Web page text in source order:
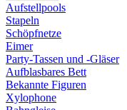
Aufstellpools
Stapeln
Schöpfnetze
Eimer
Party-Tassen und -Gläser
Aufblasbares Bett
Bekannte Figuren
Xylophone